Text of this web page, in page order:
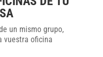
un mismo grupo,
vuestra oficina